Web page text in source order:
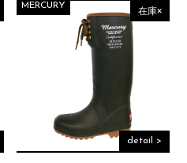
在庫×
detail >
MERCURY